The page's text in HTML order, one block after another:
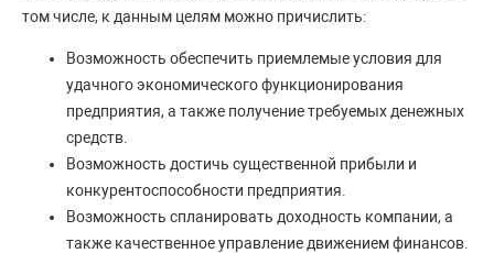
том числе, к данным целям можно причислить:
Возможность обеспечить приемлемые условия для
удачного экономического функционирования
предприятия, а также получение требуемых денежных
средств.
Возможность достичь существенной прибыли и
конкурентоспособности предприятия.
Возможность спланировать доходность компании, а
также качественное управление движением финансов.